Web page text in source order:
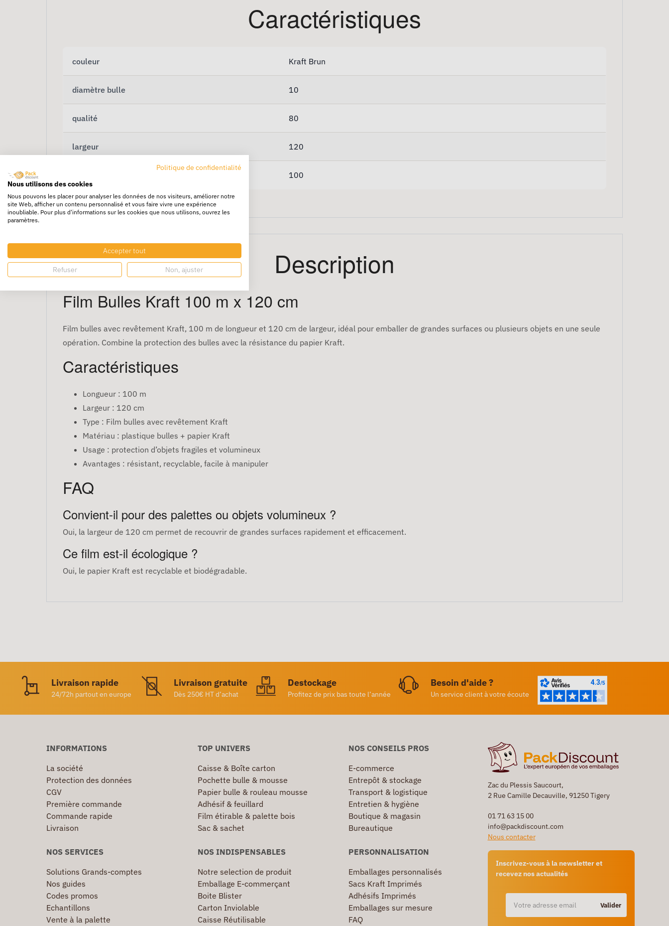
Caractéristiques
couleur Kraft Brun
diamètre bulle 10
qualité 80
largeur 120
100
Description
Film Bulles Kraft 100 m x 120 cm
Film bulles avec revêtement Kraft, 100 m de longueur et 120 cm de largeur, idéal pour emballer de grandes surfaces ou plusieurs objets en une seule
opération. Combine la protection des bulles avec la résistance du papier Kraft.
Caractéristiques
Longueur : 100 m
Largeur : 120 cm
Type : Film bulles avec revêtement Kraft
Matériau : plastique bulles + papier Kraft
Usage : protection d’objets fragiles et volumineux
Avantages : résistant, recyclable, facile à manipuler
FAQ
Convient-il pour des palettes ou objets volumineux ?
Oui, la largeur de 120 cm permet de recouvrir de grandes surfaces rapidement et efficacement.
Ce film est-il écologique ?
Oui, le papier Kraft est recyclable et biodégradable.
Livraison rapide
24/72h partout en europe
Livraison gratuite
Dès 250€ HT d’achat
Destockage
Profitez de prix bas toute l’année
Besoin d'aide ?
Un service client à votre écoute
Zac du Plessis Saucourt,
2 Rue Camille Decauville, 91250 Tigery
01 71 63 15 00
info@packdiscount.com
Nous contacter
Inscrivez-vous à la newsletter et
recevez nos actualités
Valider
INFORMATIONS
La société
Protection des données
CGV
Première commande
Commande rapide
Livraison
TOP UNIVERS
Caisse & Boîte carton
Pochette bulle & mousse
Papier bulle & rouleau mousse
Adhésif & feuillard
Film étirable & palette bois
Sac & sachet
NOS CONSEILS PROS
E-commerce
Entrepôt & stockage
Transport & logistique
Entretien & hygiène
Boutique & magasin
Bureautique
NOS SERVICES
Solutions Grands-comptes
Nos guides
Codes promos
Echantillons
Vente à la palette
NOS INDISPENSABLES
Notre selection de produit
Emballage E-commerçant
Boite Blister
Carton Inviolable
Caisse Réutilisable
PERSONNALISATION
Emballages personnalisés
Sacs Kraft Imprimés
Adhésifs Imprimés
Emballages sur mesure
FAQ
Politique de confidentialité
Nous utilisons des cookies
Nous pouvons les placer pour analyser les données de nos visiteurs, améliorer notre
site Web, afficher un contenu personnalisé et vous faire vivre une expérience
inoubliable. Pour plus d'informations sur les cookies que nous utilisons, ouvrez les
paramètres.
Accepter tout
Refuser Non, ajuster